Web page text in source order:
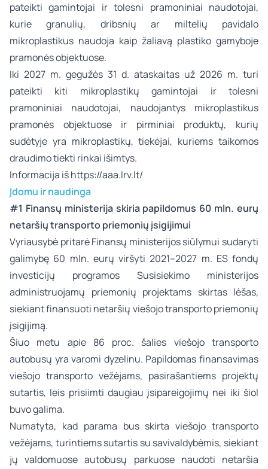
pateikti gamintojai ir tolesni pramoniniai naudotojai,
kurie granulių, dribsnių ar miltelių pavidalo
mikroplastikus naudoja kaip žaliavą plastiko gamyboje
pramonės objektuose.
Iki 2027 m. gegužės 31 d. ataskaitas už 2026 m. turi
pateikti kiti mikroplastikų gamintojai ir tolesni
pramoniniai naudotojai, naudojantys mikroplastikus
pramonės objektuose ir pirminiai produktų, kurių
sudėtyje yra mikroplastikų, tiekėjai, kuriems taikomos
draudimo tiekti rinkai išimtys.
Informacija išhttps://aaa.lrv.lt/
Įdomu ir naudinga
#1 Finansų ministerija skiria papildomus 60 mln. eurų
netaršių transporto priemonių įsigijimui
Vyriausybė pritarė Finansų ministerijos siūlymui sudaryti
galimybę 60 mln. eurų viršyti 2021–2027 m. ES fondų
investicijų programos Susisiekimo ministerijos
administruojamų priemonių projektams skirtas lėšas,
siekiant finansuoti netaršių viešojo transporto priemonių
įsigijimą.
Šiuo metu apie 86 proc. šalies viešojo transporto
autobusų yra varomi dyzelinu. Papildomas finansavimas
viešojo transporto vežėjams, pasirašantiems projektų
sutartis, leis prisiimti daugiau įsipareigojimų nei iki šiol
buvo galima.
Numatyta, kad parama bus skirta viešojo transporto
vežėjams, turintiems sutartis su savivaldybėmis, siekiant
jų valdomuose autobusų parkuose naudoti netaršia